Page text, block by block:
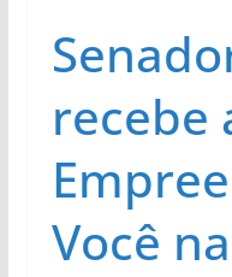
recebe
Você